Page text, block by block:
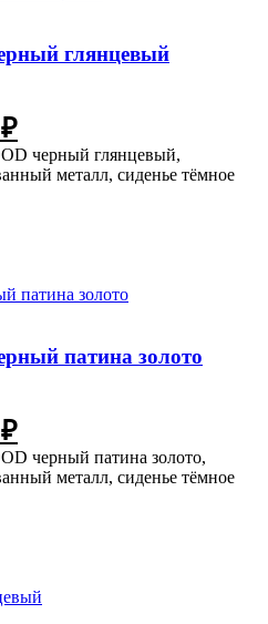
глянцевый
₽
черный глянцевый,
металл, сиденье тёмное
патина золото
₽
черный патина золото,
металл, сиденье тёмное